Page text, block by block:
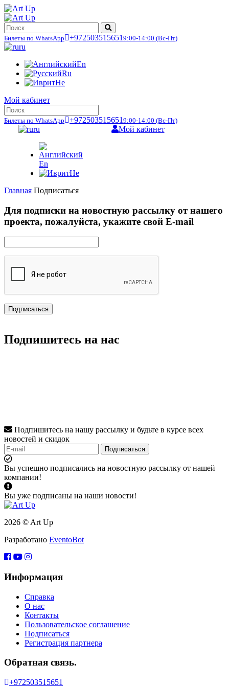
Билеты по WhatsApp +972503515651 9:00-14:00 (Вс-Пт)
ru
En
Ru
He
Мой кабинет
Билеты по WhatsApp +972503515651 9:00-14:00 (Вс-Пт)
ru
En
He
Мой кабинет
Главная Подписаться
Для подписки на новостную рассылку от нашего
проекта, пожалуйста, укажите свой E-mail
Подпишитесь на нас
Подпишитесь на нашу рассылку и будьте в курсе всех
новостей и скидок
Подписаться
Вы успешно подписались на новостную рассылку от нашей
компании!
Вы уже подписаны на наши новости!
2026 © Art Up
Разработано EventoBot
Информация
Справка
О нас
Контакты
Пользовательское соглашение
Подписаться
Регистрация партнера
Обратная связь.
+972503515651